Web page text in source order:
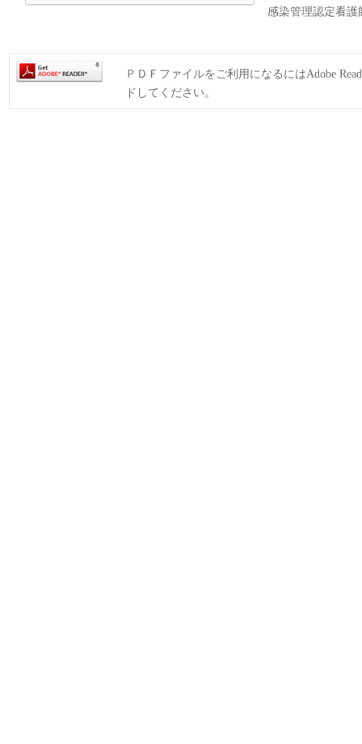
感染管理認定看
ＰＤＦファイルをご利用になるにはAdobe
ドしてください。